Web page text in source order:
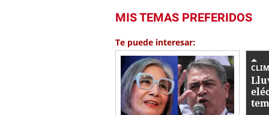
MIS TEMAS PREFERIDOS
Te puede interesar: